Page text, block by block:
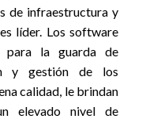
de infraestructura y
líder. Los software
para la guarda de
y gestión de los
calidad, le brindan
elevado nivel de